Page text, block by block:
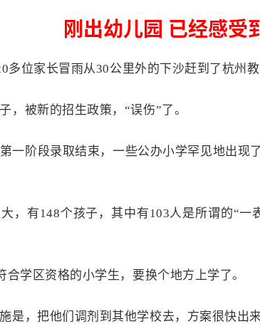
刚出幼儿园 已经感受
多位家长冒雨从30公里外的下沙赶到了杭州
，被新的招生政策，“误伤”了。
一阶段录取结束，一些公办小学罕见地出现
，有148个孩子，其中有103人是所谓的“
合学区资格的小学生，要换个地方上学了。
是，把他们调剂到其他学校去，方案很快出来